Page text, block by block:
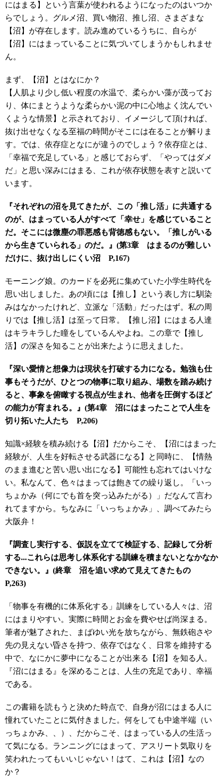
にはまる】という言葉が使われるようになったのはいつか
らでしょう。グルメ沼、買い物沼、推し沼、さまざまな
【沼】が存在します。読み進めているうちに、自らが
【沼】にはまっていることに気づいてしまうかもしれませ
ん。
まず、【沼】とはなにか？
【人肌より少し低い程度の水温で、柔らかい藻が茂ってお
り、体にまとうような柔らかい泥の中に心地よく沈んでい
くような情景】と示されており、イメージして頂ければ、
抜け出せなくなる至福の時間がそこには在ることが解りま
す。では、依存症となにが違うのでしょう？依存症とは、
「幸福で充足している」と感じておらず、「やってはダメ
だ」と思い深みにはまる、これが依存状態を表すと説いて
います。
『それぞれの沼を見てきたが、この「推し活」に共通する
のが、はまっている人がすべて「幸せ」を感じていること
だ。そこには微塵の罪悪感も背徳感もない。「推しがいる
から生きていられる」のだ。』(第3章 はまるのが難しい
だけに、抜け出しにくい沼 P,167)
モーニング娘。のカードを必死に集めていた小学生時代を
思い出しました。あの頃には【推し】という表し方に馴染
みはなかったけれど、立派な「活動」だったはず。私の周
りでは【推し活】は至って日常。【推し沼】にはまる人達
はキラキラした瞳をしているんやよね。この章で【推し
活】の深さを知ることが出来たように思えました。
『深い愛情と想像力は現状を打破する力になる。勉強も仕
事もそうだが、ひとつの物事に取り組み、場数を踏み続け
ると、事象を俯瞰する視点が生まれ、他者を圧倒するほど
の能力が育まれる。』(第4章 沼にはまったことで人生を
切り拓いた人たち P,206)
知識×経験を積み続ける【沼】だからこそ、【沼にはまった
経験が、人生を好転させる武器になる】と同時に、【情熱
のまま進むと苦い思い出になる】可能性も忘れてはいけな
い。私なんて、色々はまっては飽きての繰り返し。「いっ
ちょかみ（何にでも首を突っ込みたがる）」だなんて言わ
れてますから。ちなみに「いっちょかみ」、調べてみたら
大阪弁！
『調査し実行する、仮説を立てて検証する、記録して分析
する...これらは思考し体系化する訓練を積まないとなかなか
できない。』(終章 沼を追い求めて見えてきたもの
P,263)
「物事を有機的に体系化する」訓練をしている人々は、沼
にはまりやすい。実際に時間とお金を費やせば尚深まる。
筆者が魅了された、まばゆい光を放ちながら、無鉄砲さや
先の見えない昏さを持つ、依存ではなく、日常を維持する
中で、なにかに夢中になることが出来る【沼】を知る人。
『沼にはまる』を深めることは、人生の充足であり、幸福
である。
この書籍を読もうと決めた時点で、自身が沼にはまる人に
憧れていたことに気付きました。何をしても中途半端（い
っちょかみ、、）、だからこそ、はまっている人の生活っ
て気になる。ランニングにはまって、アスリート気取りを
笑われたってもいいじゃない！はて、これは【沼】なの
か？